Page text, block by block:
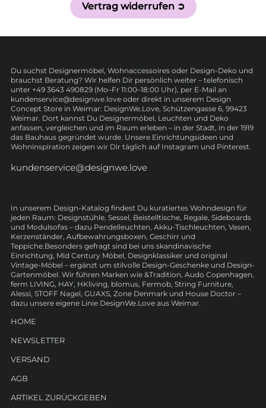
Vertrag widerrufen ➲
Du suchst Designermöbel, Wohnaccessoires oder Design-Deko und
brauchst Beratung? Wir helfen Dir persönlich weiter – telefonisch
unter +49 3643 490829 (Mo–Fr 11:00–18:00 Uhr), per E-Mail an
kundenservice@designwe.love oder direkt in unserem Design
Concept Store in Weimar: DesignWe.Love, Schützengasse 6, 99423
Weimar. Dort kannst Du Designermöbel, Leuchten und Deko
anfassen, vergleichen und im Raum erleben – in der Stadt, in der 1919
das Bauhaus gegründet wurde. Unsere Einrichtungsideen und
Wohninspiration zeigen wir Dir täglich auf Instagram und Pinterest.
kundenservice@designwe.love
In unserem Design-Katalog findest Du kuratiertes Wohndesign für
jeden Raum: Designstühle, Sessel, Beistelltische, Regale, Sideboards
und Modulsofas – dazu Pendelleuchten, Akku-Tischleuchten, Vasen,
Kerzenständer, Aufbewahrungsboxen, Geschirr und
Teppiche.Besonders gefragt sind bei uns skandinavische
Einrichtung, Mid Century Möbel, Designklassiker und original
Vintage-Möbel – ergänzt um stilvolle Design-Geschenke und Design-
Gartenmöbel. Wir führen Marken wie &Tradition, Audo Copenhagen,
ferm LIVING, HAY, HKliving, blomus, Fermob, String Furniture,
Alessi, STOFF Nagel, GUAXS, Zone Denmark und House Doctor –
dazu unsere eigene Linie DesignWe.Love aus Weimar.
HOME
NEWSLETTER
VERSAND
AGB
ARTIKEL ZURÜCKGEBEN